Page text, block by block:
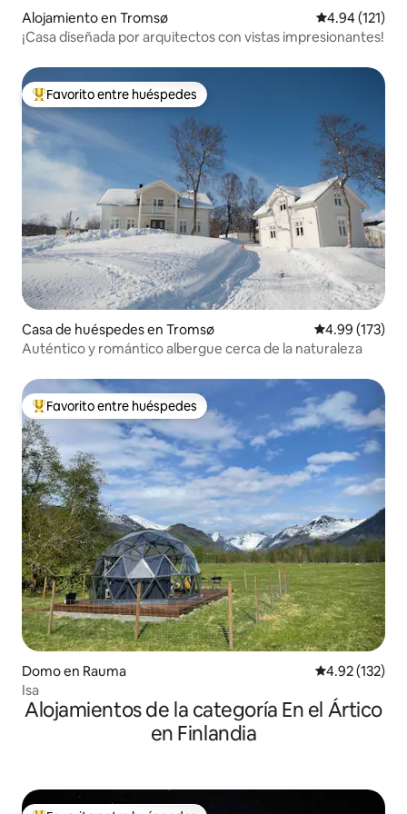
Alojamiento en Tromsø Calificación
4.94 (121)
¡Casa diseñada por arquitectos con vistas impresionantes!
Favorito entre huéspedes preferido
Favorito entre huéspedes
Casa de huéspedes en Tromsø Calificación
4.99 (173)
Auténtico y romántico albergue cerca de la naturaleza
Favorito entre huéspedes preferido
Favorito entre huéspedes
Domo en Rauma Calificación
4.92 (132)
Isa
Alojamientos de la categoría En el Ártico
en Finlandia